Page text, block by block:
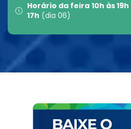
Horário da feira 10h às 19h
17h (dia 06)